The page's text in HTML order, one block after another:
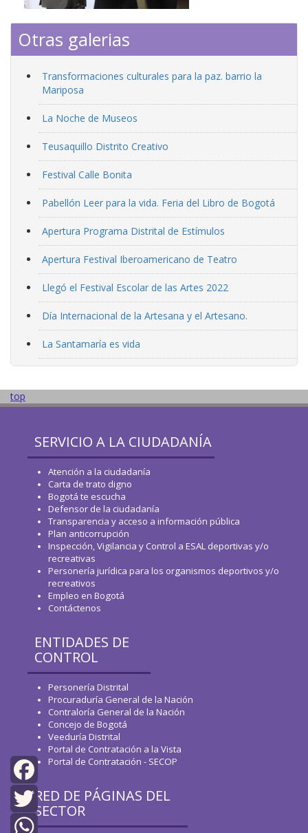
Facebook
Twitter
Otras galerias
Transformaciones culturales para la paz. barrio la
Mariposa
La Noche de Museos
Teusaquillo Distrito Creativo
Festival Calle Bonita
Pabellón Leer para la vida. Feria del Libro de Bogotá
Apertura Programa Distrital de Estímulos
Apertura Festival Iberoamericano de Teatro
Llegó el Festival Escolar de las Artes 2022
Día Internacional de la Artesana y el Artesano.
La Santamaría es vida
top
SERVICIO A LA CIUDADANÍA
Atención a la ciudadanía
Carta de trato digno
Bogotá te escucha
Defensor de la ciudadanía
Transparencia y acceso a información pública
Plan anticorrupción
Inspección, Vigilancia y Control a ESAL deportivas y/o
recreativas
Personería jurídica para los organismos deportivos y/o
recreativos
Empleo en Bogotá
Contáctenos
ENTIDADES DE
CONTROL
Personería Distrital
Procuraduría General de la Nación
Contraloría General de la Nación
Concejo de Bogotá
Veeduría Distrital
Portal de Contratación a la Vista
Portal de Contratación - SECOP
RED DE PÁGINAS DEL
SECTOR